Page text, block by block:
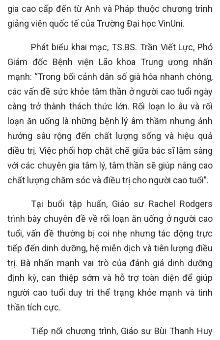
gia cao cấp đến từ Anh và Pháp thuộc chương trình
giảng viên quốc tế của Trường Đại học VinUni.
Phát biểu khai mạc, TS.BS. Trần Viết Lực, Phó
Giám đốc Bệnh viện Lão khoa Trung ương nhấn
mạnh: “Trong bối cảnh dân số già hóa nhanh chóng,
các vấn đề sức khỏe tâm thần ở người cao tuổi ngày
càng trở thành thách thức lớn. Rối loạn lo âu và rối
loạn ăn uống là những bệnh lý âm thầm nhưng ảnh
hưởng sâu rộng đến chất lượng sống và hiệu quả
điều trị. Việc phối hợp chặt chẽ giữa bác sĩ lâm sàng
với các chuyên gia tâm lý, tâm thần sẽ giúp nâng cao
chất lượng chăm sóc và điều trị cho người cao tuổi”.
Tại buổi tập huấn, Giáo sư Rachel Rodgers
trình bày chuyên đề về rối loạn ăn uống ở người cao
tuổi, vấn đề thường bị coi nhẹ nhưng tác động trực
tiếp đến dinh dưỡng, hệ miễn dịch và tiên lượng điều
trị. Bà nhấn mạnh vai trò của đánh giá dinh dưỡng
định kỳ, can thiệp sớm và hỗ trợ toàn diện để giúp
người cao tuổi duy trì thể trạng khỏe mạnh và tinh
thần tích cực.
Tiếp nối chương trình, Giáo sư Bùi Thanh Huy